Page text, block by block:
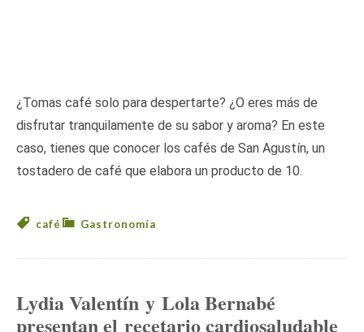
¿Tomas café solo para despertarte? ¿O eres más de
disfrutar tranquilamente de su sabor y aroma? En este
caso, tienes que conocer los cafés de San Agustín, un
tostadero de café que elabora un producto de 10.
Gastronomía
café
Lydia Valentín y Lola Bernabé
presentan el recetario cardiosaludable